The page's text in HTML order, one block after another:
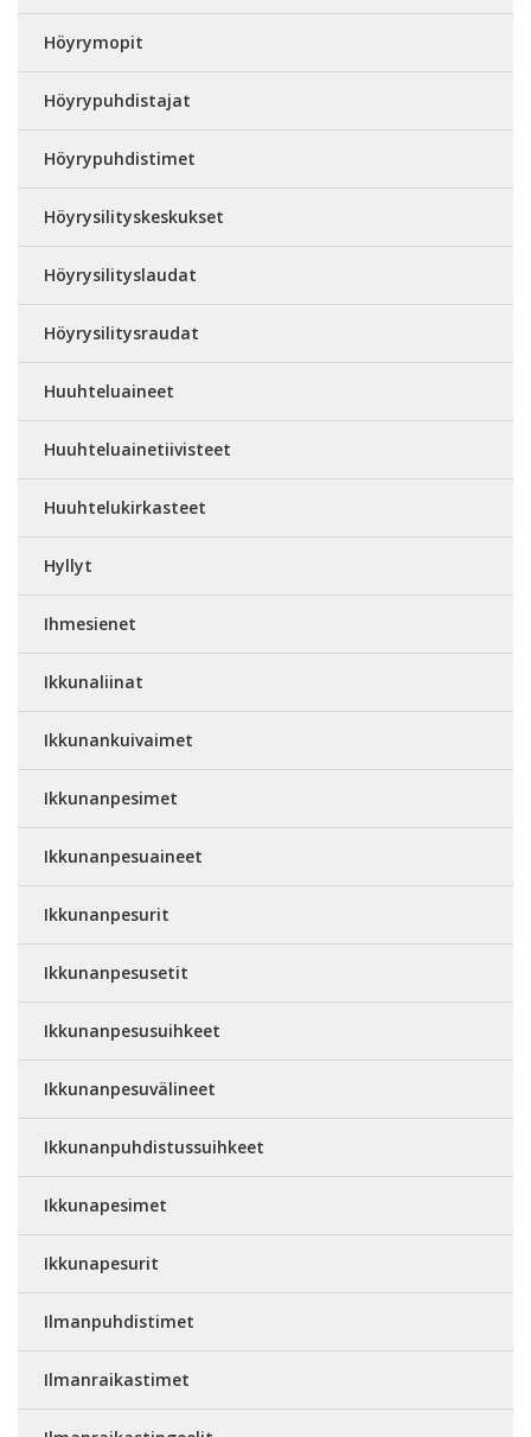
Höyrymopit
Höyrypuhdistajat
Höyrypuhdistimet
Höyrysilityskeskukset
Höyrysilityslaudat
Höyrysilitysraudat
Huuhteluaineet
Huuhteluainetiivisteet
Huuhtelukirkasteet
Hyllyt
Ihmesienet
Ikkunaliinat
Ikkunankuivaimet
Ikkunanpesimet
Ikkunanpesuaineet
Ikkunanpesurit
Ikkunanpesusetit
Ikkunanpesusuihkeet
Ikkunanpesuvälineet
Ikkunanpuhdistussuihkeet
Ikkunapesimet
Ikkunapesurit
Ilmanpuhdistimet
Ilmanraikastimet